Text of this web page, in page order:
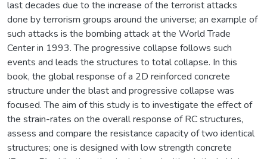
last decades due to the increase of the terrorist attacks
done by terrorism groups around the universe; an example of
such attacks is the bombing attack at the World Trade
Center in 1993. The progressive collapse follows such
events and leads the structures to total collapse. In this
book, the global response of a 2D reinforced concrete
structure under the blast and progressive collapse was
focused. The aim of this study is to investigate the effect of
the strain-rates on the overall response of RC structures,
assess and compare the resistance capacity of two identical
structures; one is designed with low strength concrete